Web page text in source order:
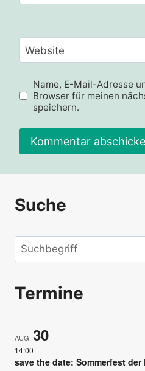
Website
Name, E-Mail-Adresse
Browser für meinen
speichern.
Suche
Suchen
Termine
AUG. 30
14:00
save the date: Sommerfest